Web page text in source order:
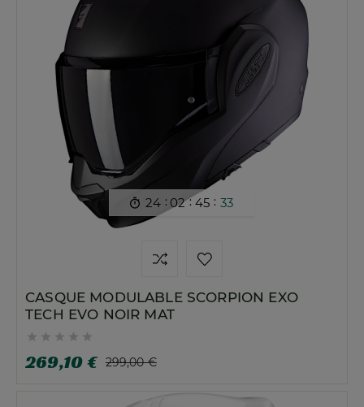
 24 : 02 : 45 : 32
CASQUE MODULABLE SCORPION EXO
TECH EVO NOIR MAT
    
269,10 € 299,00 €